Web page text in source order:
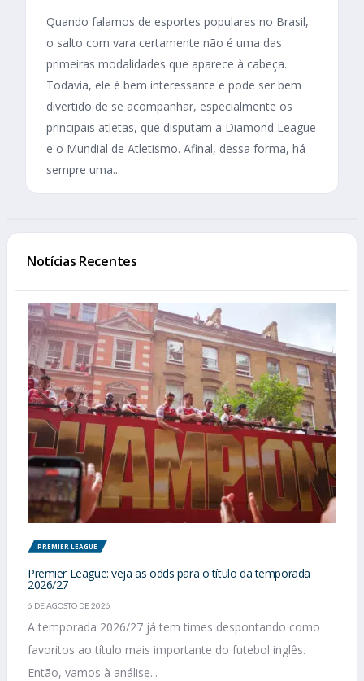
Quando falamos de esportes populares no Brasil,
o salto com vara certamente não é uma das
primeiras modalidades que aparece à cabeça.
Todavia, ele é bem interessante e pode ser bem
divertido de se acompanhar, especialmente os
principais atletas, que disputam a Diamond League
e o Mundial de Atletismo. Afinal, dessa forma, há
sempre uma...
Notícias Recentes
PREMIER LEAGUE
Premier League: veja as odds para o título da temporada
2026/27
6 DE AGOSTO DE 2026
A temporada 2026/27 já tem times despontando como
favoritos ao título mais importante do futebol inglês.
Então, vamos à análise...